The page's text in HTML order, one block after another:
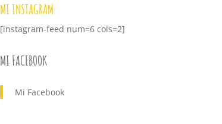
MI INSTAGRAM
[instagram-feed num=6 cols=2]
MI FACEBOOK
Mi Facebook